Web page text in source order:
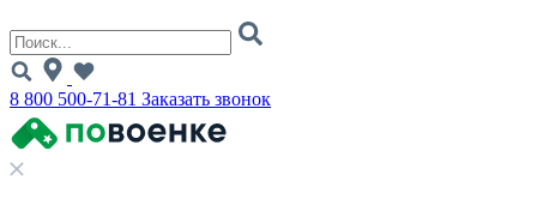
8 800 500-71-81 Заказать звонок